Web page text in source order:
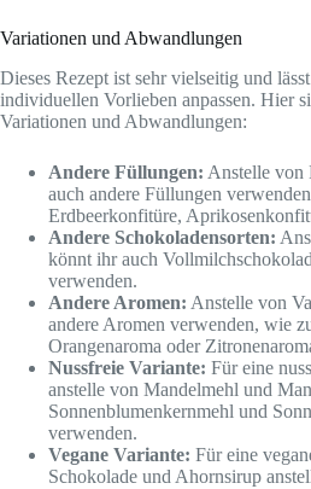
Variationen und Abwandlungen
Dieses Rezept ist sehr vielseitig und
individuellen Vorlieben anpassen. Hier
Variationen und Abwandlungen:
Andere Füllungen: Anstelle von
auch andere Füllungen
Erdbeerkonfitüre,
Andere Schokoladensorten:
könnt ihr auch
verwenden.
Andere Aromen: Anstelle von
andere Aromen verwenden, wie
Orangenaroma oder
Nussfreie Variante: Für eine
anstelle von Mandelmehl und
Sonnenblumenkernmehl und
verwenden.
Vegane Variante: Für eine
Schokolade und Ahornsirup